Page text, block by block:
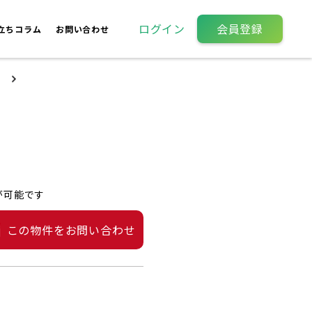
ちコラム お問い合わせ ログイン 会員登録
能です
この物件をお問い合わせ